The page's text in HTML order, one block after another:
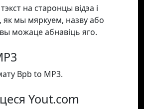
на старонцы відэа і
мы мяркуем, назву або
можаце абнавіць яго.
Bpb to MP3.
Yout.com